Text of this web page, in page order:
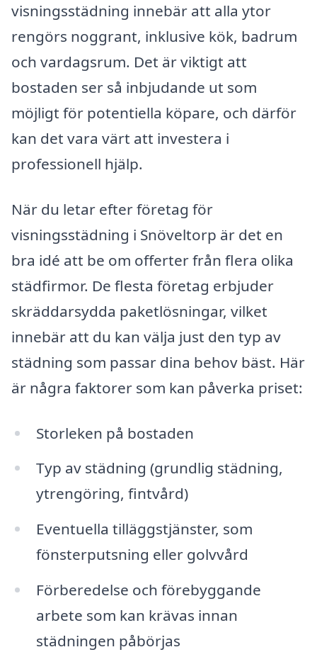
visningsstädning innebär att alla ytor
rengörs noggrant, inklusive kök, badrum
och vardagsrum. Det är viktigt att
bostaden ser så inbjudande ut som
möjligt för potentiella köpare, och därför
kan det vara värt att investera i
professionell hjälp.
När du letar efter företag för
visningsstädning i Snöveltorp är det en
bra idé att be om offerter från flera olika
städfirmor. De flesta företag erbjuder
skräddarsydda paketlösningar, vilket
innebär att du kan välja just den typ av
städning som passar dina behov bäst. Här
är några faktorer som kan påverka priset:
Storleken på bostaden
Typ av städning (grundlig städning,
ytrengöring, fintvård)
Eventuella tilläggstjänster, som
fönsterputsning eller golvvård
Förberedelse och förebyggande
arbete som kan krävas innan
städningen påbörjas